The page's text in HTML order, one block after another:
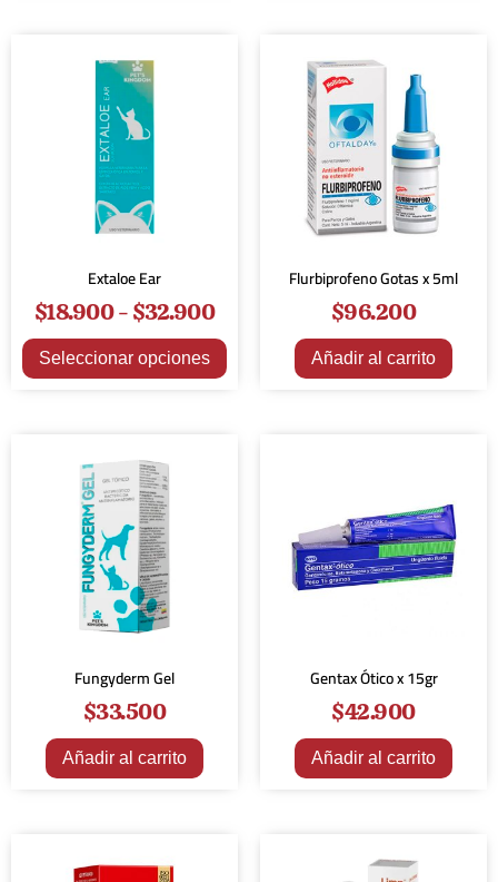
Extaloe Ear
$18.900-$32.900
Seleccionar opciones
Flurbiprofeno Gotas x 5ml
$96.200
Añadir al carrito
Fungyderm Gel
$33.500
Añadir al carrito
Gentax Ótico x 15gr
$42.900
Añadir al carrito